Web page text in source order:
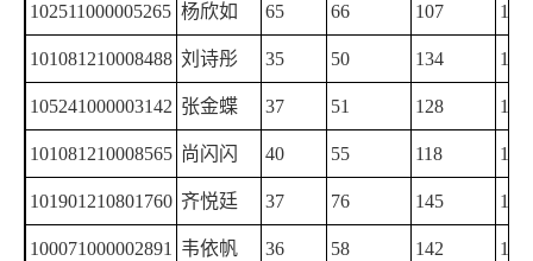
102511000005265 杨欣如 65 66 107 111
101081210008488 刘诗彤 35 50 134 129
105241000003142 张金蝶 37 51 128 132
101081210008565 尚闪闪 40 55 118 134
101901210801760 齐悦廷 37 76 145 145
100071000002891 韦依帆 36 58 142 143